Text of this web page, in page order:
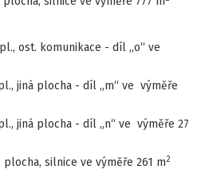
ost. komunikace - díl „o“ ve
jiná plocha - díl „m“ ve výměře
jiná plocha - díl „n“ ve výměře 27
silnice ve výměře 261 m2